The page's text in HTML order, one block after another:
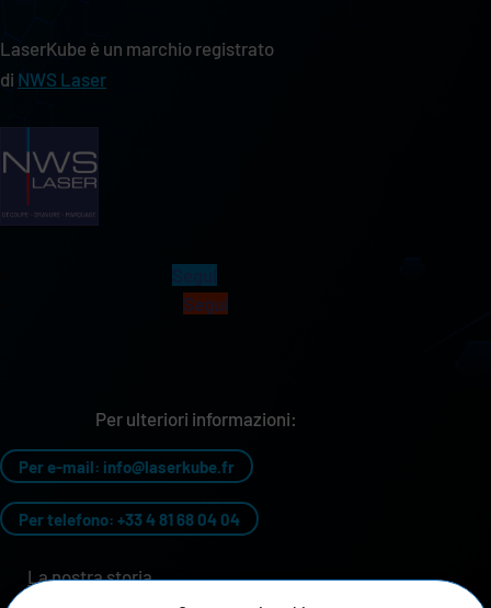
LaserKube è un marchio registrato
di NWS Laser
Segui
Per ulteriori informazioni:
Per e-mail: info@laserkube.fr
Per telefono: +33 4 81 68 04 04
La nostra storia